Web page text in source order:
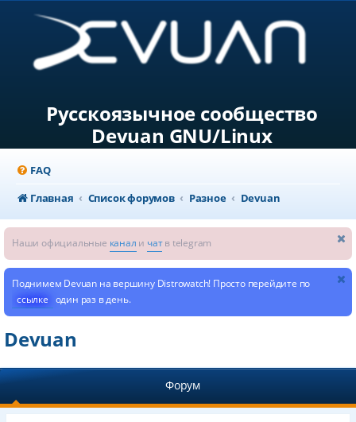
Русскоязычное сообщество
Devuan GNU/Linux
FAQ
Главная
Список форумов Разное Devuan
Наши официальные канал и чатв telegram
Поднимем Devuan на вершину Distrowatch! Просто перейдите по
ссылке один раз в день.
Devuan
Форум